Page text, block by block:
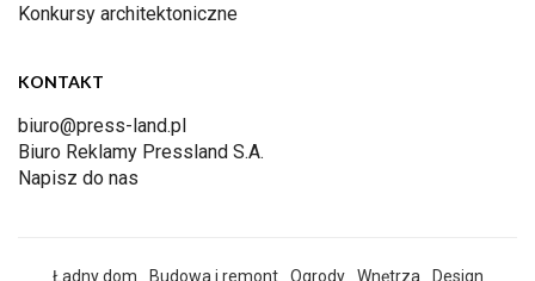
Konkursy architektoniczne
KONTAKT
biuro@press-land.pl
Biuro Reklamy Pressland S.A.
Napisz do nas
Ładny dom Budowa i remont Ogrody Wnętrza Design